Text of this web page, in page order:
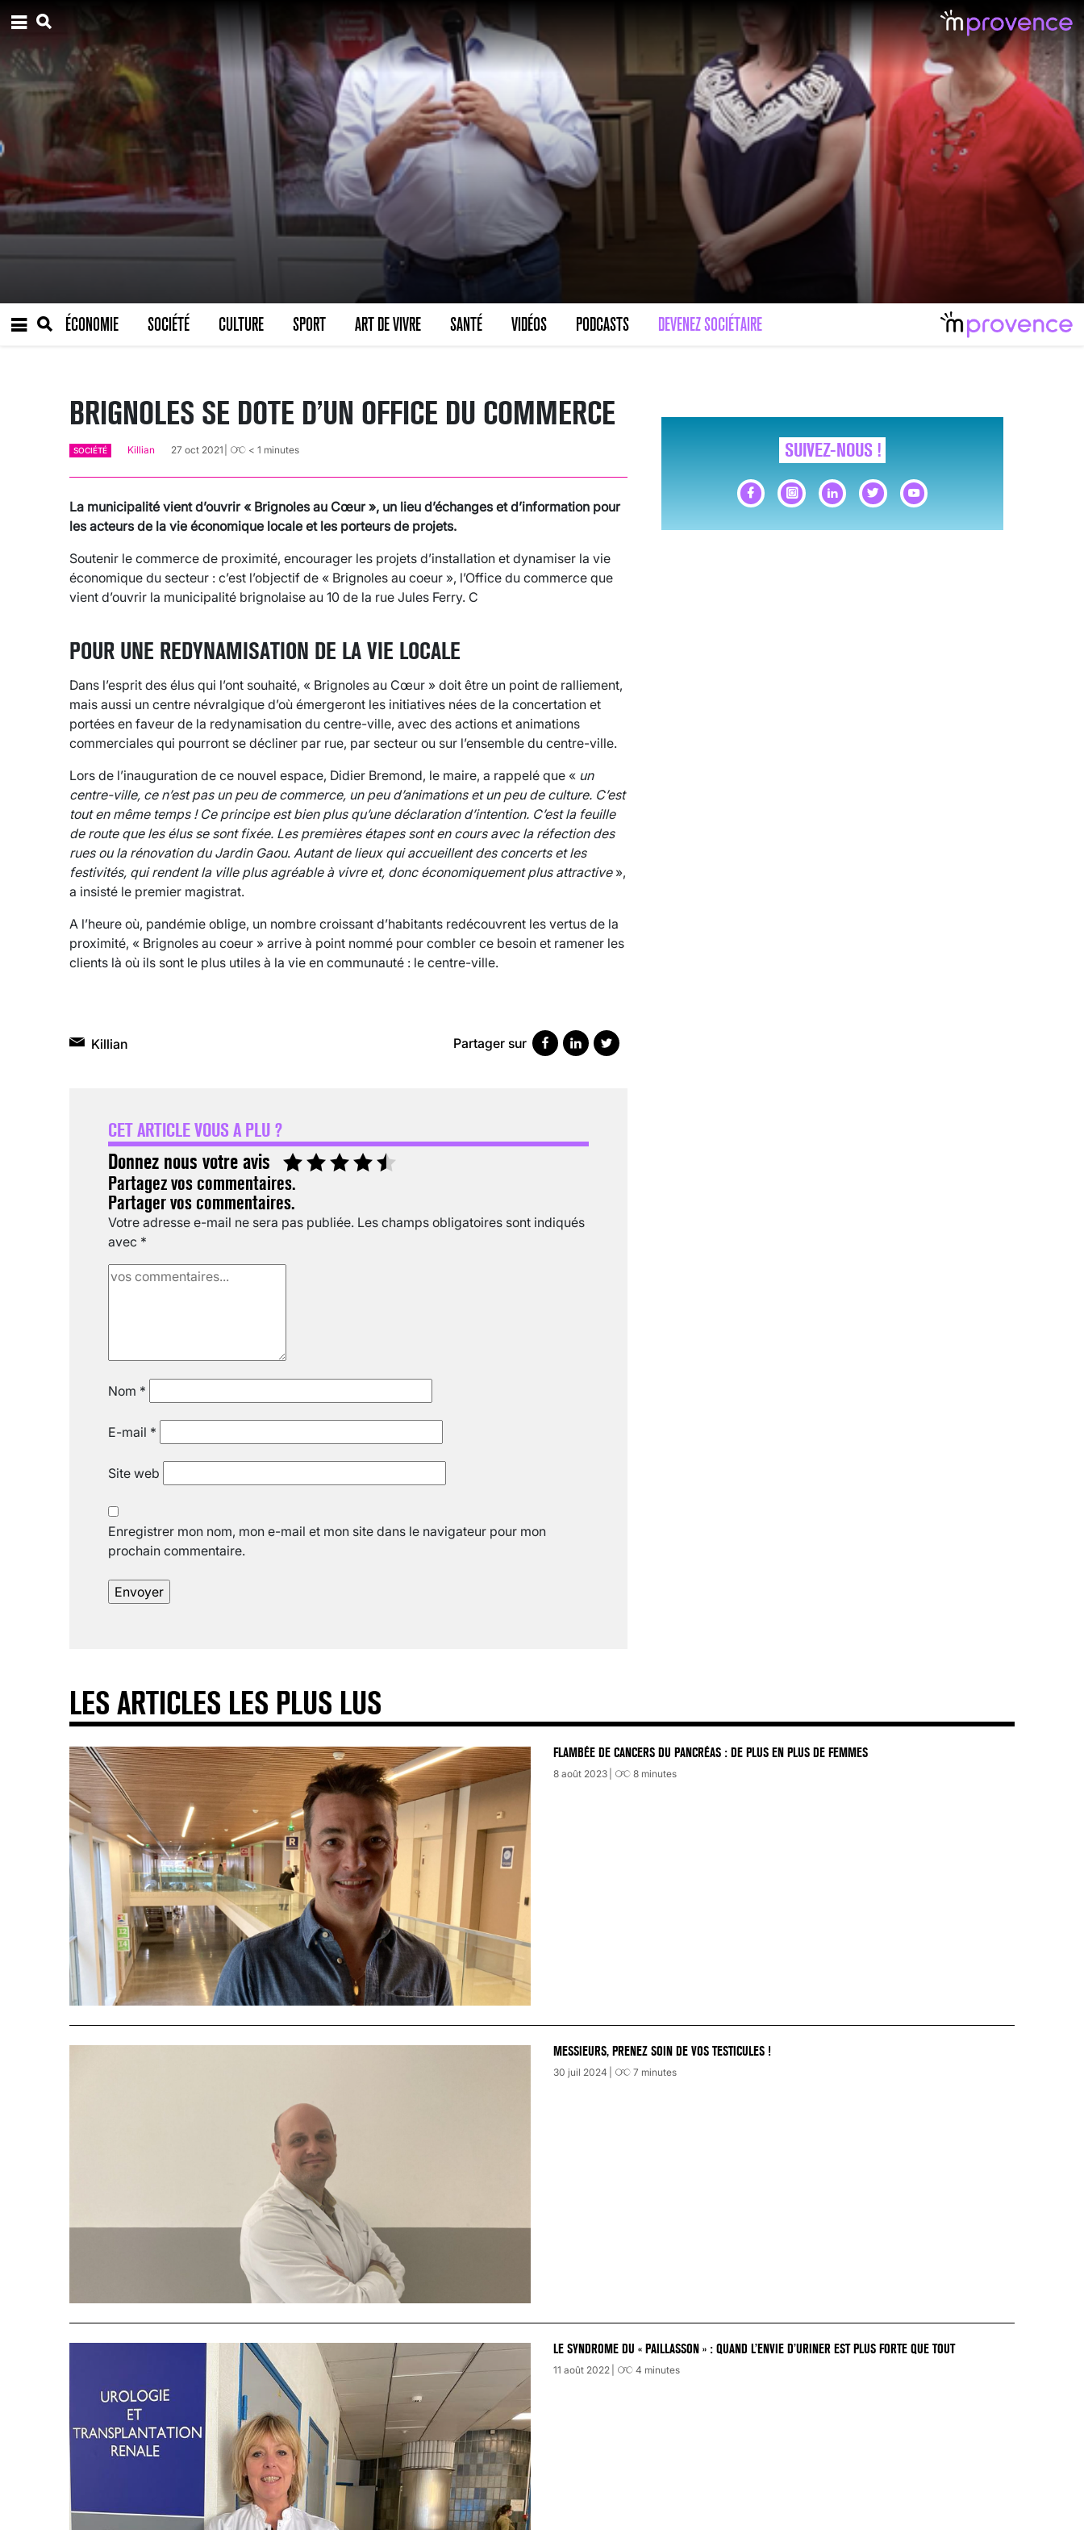
ÉCONOMIE SOCIÉTÉ CULTURE SPORT ART DE VIVRE SANTÉ VIDÉOS PODCASTS DEVENEZ SOCIÉTAIRE
BRIGNOLES SE DOTE D’UN OFFICE DU COMMERCE
SOCIÉTÉ Killian 27 oct 2021 < 1 minutes
La municipalité vient d’ouvrir « Brignoles au Cœur », un lieu d’échanges et d’information pour
les acteurs de la vie économique locale et les porteurs de projets.
Soutenir le commerce de proximité, encourager les projets d’installation et dynamiser la vie
économique du secteur : c’est l’objectif de « Brignoles au coeur », l’Office du commerce que
vient d’ouvrir la municipalité brignolaise au 10 de la rue Jules Ferry. C
POUR UNE REDYNAMISATION DE LA VIE LOCALE
Dans l’esprit des élus qui l’ont souhaité, « Brignoles au Cœur » doit être un point de ralliement,
mais aussi un centre névralgique d’où émergeront les initiatives nées de la concertation et
portées en faveur de la redynamisation du centre-ville, avec des actions et animations
commerciales qui pourront se décliner par rue, par secteur ou sur l’ensemble du centre-ville.
Lors de l’inauguration de ce nouvel espace, Didier Bremond, le maire, a rappelé que « un
centre-ville, ce n’est pas un peu de commerce, un peu d’animations et un peu de culture. C’est
tout en même temps ! Ce principe est bien plus qu’une déclaration d’intention. C’est la feuille
de route que les élus se sont fixée. Les premières étapes sont en cours avec la réfection des
rues ou la rénovation du Jardin Gaou. Autant de lieux qui accueillent des concerts et les
festivités, qui rendent la ville plus agréable à vivre et, donc économiquement plus attractive»,
a insisté le premier magistrat.
A l’heure où, pandémie oblige, un nombre croissant d’habitants redécouvrent les vertus de la
proximité, « Brignoles au coeur » arrive à point nommé pour combler ce besoin et ramener les
clients là où ils sont le plus utiles à la vie en communauté : le centre-ville.
Killian Partager sur
CET ARTICLE VOUS A PLU ?
Donnez nous votre avis
Partagez vos commentaires.
Partager vos commentaires.
Votre adresse e-mail ne sera pas publiée. Les champs obligatoires sont indiqués
avec *
Nom *
E-mail *
Site web
Enregistrer mon nom, mon e-mail et mon site dans le navigateur pour mon
prochain commentaire.
SUIVEZ-NOUS !
LES ARTICLES LES PLUS LUS
VARICES PELVIENNES : UN REDOUTABLE MAL FÉMININ ENFIN SOIGNÉ !
30 mai 2023
FLAMBÉE DE CANCERS DU PANCRÉAS : DE PLUS EN PLUS DE FEMMES
8 août 2023 8 minutes
MESSIEURS, PRENEZ SOIN DE VOS TESTICULES !
30 juil 2024 7 minutes
LE SYNDROME DU « PAILLASSON » : QUAND L’ENVIE D’URINER EST PLUS FORTE QUE TOUT
11 août 2022 4 minutes